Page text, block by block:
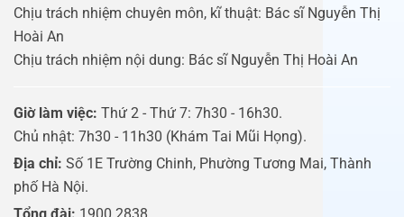
Chịu trách nhiệm chuyên môn, kĩ thuật: Bác sĩ Nguyễn Thị
Hoài An
Chịu trách nhiệm nội dung: Bác sĩ Nguyễn Thị Hoài An
Giờ làm việc: Thứ 2 - Thứ 7: 7h30 - 16h30.
Chủ nhật: 7h30 - 11h30 (Khám Tai Mũi Họng).
Địa chỉ: Số 1E Trường Chinh, Phường Tương Mai, Thành
phố Hà Nội.